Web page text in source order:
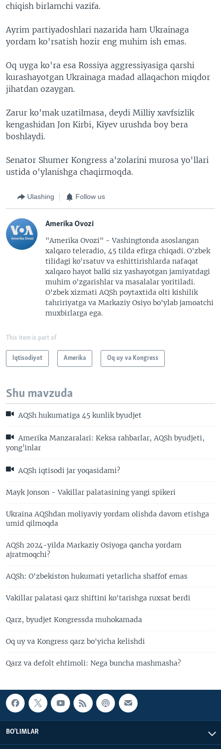
chiqish birlamchi vazifa.
Ayrim partiyadoshlari nazarida ham Ukrainaga
yordam ko'rsatish hozir eng muhim ish emas.
Oq uyga ko'ra esa Rossiya aggressiyasiga qarshi
kurashayotgan Ukrainaga madad allaqachon miqdor
jihatdan ozaygan.
Zarur ko'mak uzatilmasa, deydi Milliy xavfsizlik
kengashidan Jon Kirbi, Kiyev urushda boy bera
boshlaydi.
Senator Shumer Kongress a'zolarini murosa yo'llari
ustida o'ylanishga chaqirmoqda.
Ulashing Follow us
Amerika Ovozi
"Amerika Ovozi" - Vashingtonda asoslangan
xalqaro teleradio, 45 tilda efirga chiqadi. O'zbek
tilidagi ko'rsatuv va eshittirishlarda nafaqat
xalqaro hayot balki siz yashayotgan jamiyatdagi
muhim o'zgarishlar va masalalar yoritiladi.
O'zbek xizmati AQSh poytaxtida olti kishilik
tahririyatga va Markaziy Osiyo bo'ylab jamoatchi
muxbirlarga ega.
This item is part of
Iqtisodiyot Amerika Oq uy va Kongress
Shu mavzuda
AQSh hukumatiga 45 kunlik byudjet
Amerika Manzaralari: Keksa rahbarlar, AQSh byudjeti,
yong’inlar
AQSh iqtisodi jar yoqasidami?
Mayk Jonson - Vakillar palatasining yangi spikeri
Ukraina AQShdan moliyaviy yordam olishda davom etishga
umid qilmoqda
AQSh 2024-yilda Markaziy Osiyoga qancha yordam
ajratmoqchi?
AQSh: O'zbekiston hukumati yetarlicha shaffof emas
Vakillar palatasi qarz shiftini ko'tarishga ruxsat berdi
Qarz, byudjet Kongressda muhokamada
Oq uy va Kongress qarz bo'yicha kelishdi
Qarz va defolt ehtimoli: Nega buncha mashmasha?
BO'LIMLAR